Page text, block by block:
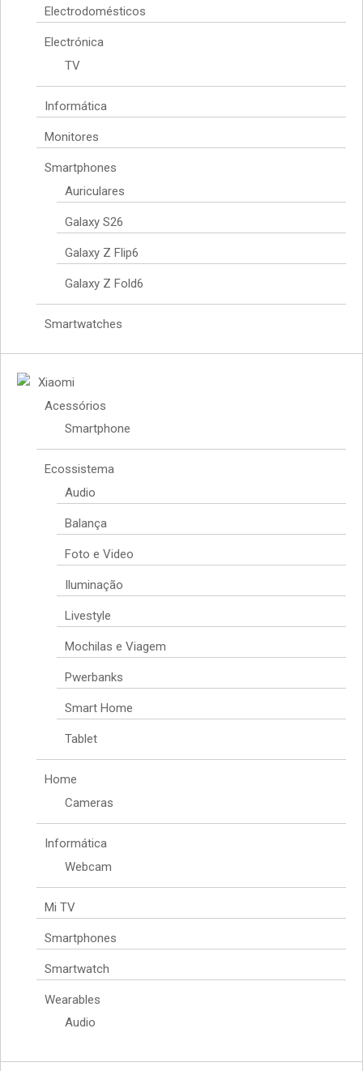
Electrodomésticos
Electrónica
TV
Informática
Monitores
Smartphones
Auriculares
Galaxy S26
Galaxy Z Flip6
Galaxy Z Fold6
Smartwatches
Xiaomi
Acessórios
Smartphone
Ecossistema
Audio
Balança
Foto e Video
Iluminação
Livestyle
Mochilas e Viagem
Pwerbanks
Smart Home
Tablet
Home
Cameras
Informática
Webcam
Mi TV
Smartphones
Smartwatch
Wearables
Audio